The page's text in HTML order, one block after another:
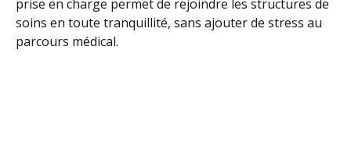
prise en charge permet de rejoindre les structures de
soins en toute tranquillité, sans ajouter de stress au
parcours médical.